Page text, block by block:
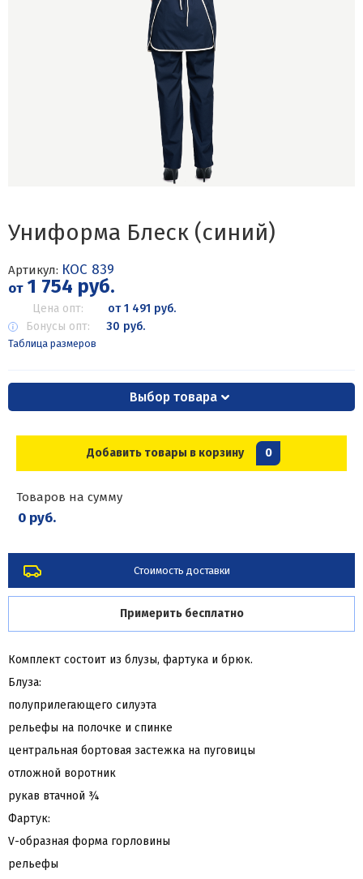
Униформа Блеск (синий)
Артикул: КОС 839
от1 754 руб.
Цена опт:
от 1 491 руб.
Бонусы опт:
30 руб.
Таблица размеров
Выбор товара
Добавить товары в корзину 0
Товаров на сумму
0 руб.
Стоимость доставки
Примерить бесплатно
Комплект состоит из блузы, фартука и брюк.
Блуза:
полуприлегающего силуэта
рельефы на полочке и спинке
центральная бортовая застежка на пуговицы
отложной воротник
рукав втачной ¾
Фартук:
V-образная форма горловины
рельефы